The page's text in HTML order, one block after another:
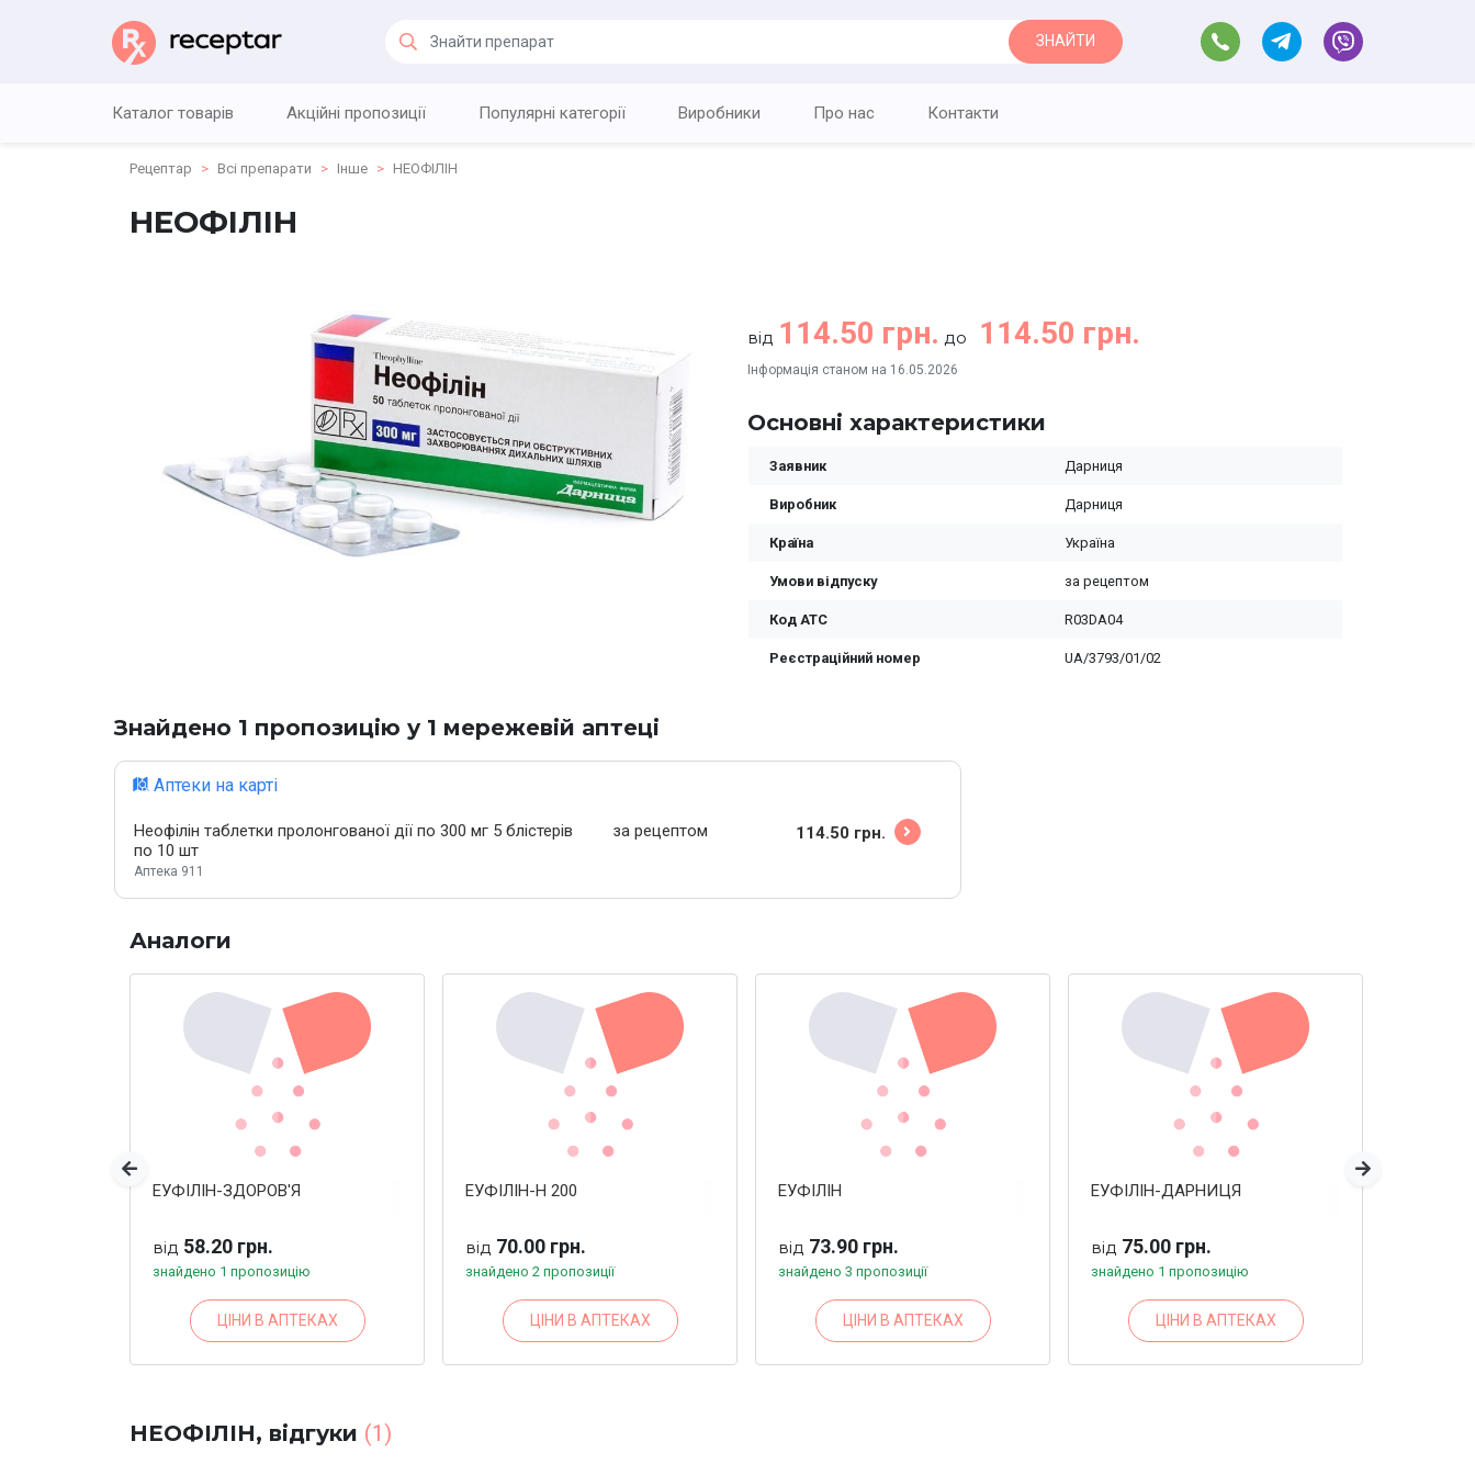
ЗНАЙТИ
Каталог товарів Акційні пропозиції Популярні категорії Виробники Про нас Контакти
Рецептар Всі препарати Інше НЕОФІЛІН
НЕОФІЛІН
від 114.50 грн. до 114.50 грн.
Інформація станом на 16.05.2026
Основні характеристики
Заявник Дарниця
Виробник Дарниця
Країна Україна
Умови відпуску за рецептом
Код ATC R03DA04
Реєстраційний номер UA/3793/01/02
Знайдено 1 пропозицію у 1 мережевій аптеці
Аптеки на карті
Неофілін таблетки пролонгованої дії по 300 мг 5 блістерів
по 10 шт
Аптека 911
за рецептом 114.50 грн.
Аналоги
ЕУФІЛІН-ЗДОРОВ'Я
від 58.20 грн.
знайдено 1 пропозицію
ЦІНИ В АПТЕКАХ
ЕУФІЛІН-Н 200
від 70.00 грн.
знайдено 2 пропозиції
ЦІНИ В АПТЕКАХ
ЕУФІЛІН
від 73.90 грн.
знайдено 3 пропозиції
ЦІНИ В АПТЕКАХ
ЕУФІЛІН-ДАРНИЦЯ
від 75.00 грн.
знайдено 1 пропозицію
ЦІНИ В АПТЕКАХ
Попередня Наступна
НЕОФІЛІН, відгуки (1)